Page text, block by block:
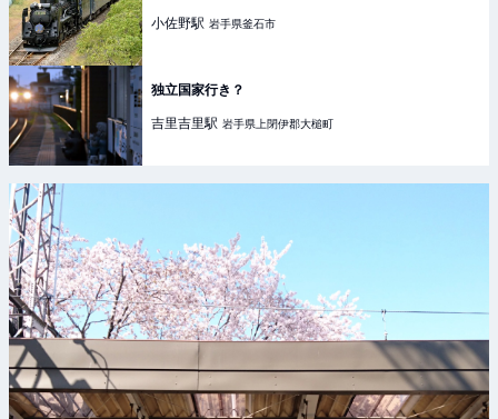
小佐野駅 岩手県釜石市
独立国家行き？
吉里吉里駅 岩手県上閉伊郡大槌町